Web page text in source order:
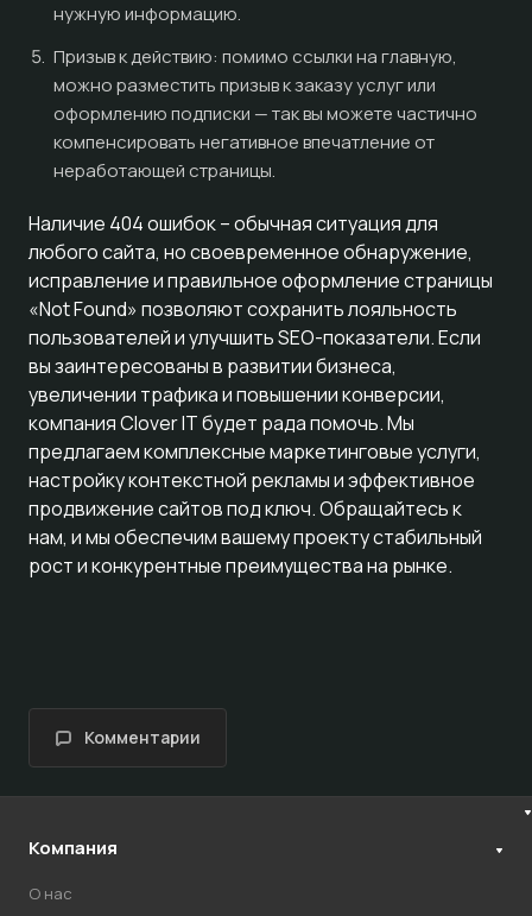
нужную информацию.
Призыв к действию: помимо ссылки на главную,
можно разместить призыв к заказу услуг или
оформлению подписки — так вы можете частично
компенсировать негативное впечатление от
неработающей страницы.
Наличие 404 ошибок – обычная ситуация для
любого сайта, но своевременное обнаружение,
исправление и правильное оформление страницы
«Not Found» позволяют сохранить лояльность
пользователей и улучшить SEO-показатели. Если
вы заинтересованы в развитии бизнеса,
увеличении трафика и повышении конверсии,
компания Clover IT будет рада помочь. Мы
предлагаем комплексные маркетинговые услуги,
настройку контекстной рекламыи эффективное
продвижение сайтов под ключ. Обращайтесь к
нам, и мы обеспечим вашему проекту стабильный
рост и конкурентные преимущества на рынке.
Комментарии
Компания
О нас